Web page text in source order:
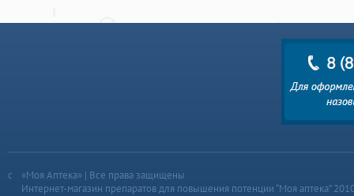
«Моя Аптека» | Все права защищены
Интернет-магазин препаратов для повышения потенции “Моя аптека”